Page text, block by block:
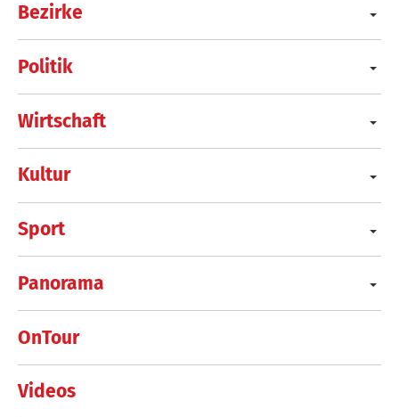
Bezirke
Politik
Wirtschaft
Kultur
Sport
Panorama
OnTour
Videos